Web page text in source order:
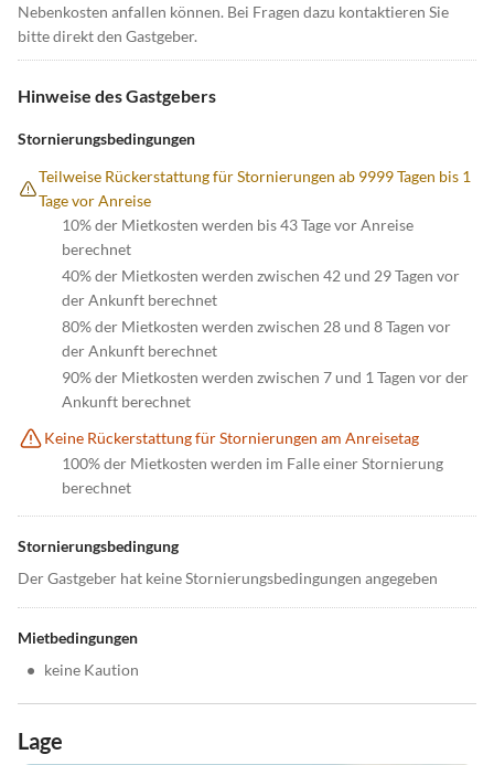
Nebenkosten anfallen können. Bei Fragen dazu kontaktieren Sie
bitte direkt den Gastgeber.
Hinweise des Gastgebers
Stornierungsbedingungen
Teilweise Rückerstattung für Stornierungen ab 9999 Tagen bis 1
Tage vor Anreise
10% der Mietkosten werden bis 43 Tage vor Anreise
berechnet
40% der Mietkosten werden zwischen 42 und 29 Tagen vor
der Ankunft berechnet
80% der Mietkosten werden zwischen 28 und 8 Tagen vor
der Ankunft berechnet
90% der Mietkosten werden zwischen 7 und 1 Tagen vor der
Ankunft berechnet
Keine Rückerstattung für Stornierungen am Anreisetag
100% der Mietkosten werden im Falle einer Stornierung
berechnet
Stornierungsbedingung
Der Gastgeber hat keine Stornierungsbedingungen angegeben
Mietbedingungen
• keine Kaution
Lage